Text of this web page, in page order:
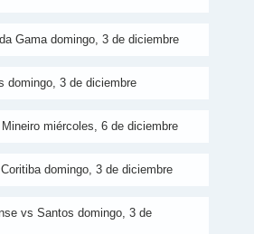
Gama domingo, 3 de diciembre
domingo, 3 de diciembre
miércoles, 6 de diciembre
domingo, 3 de diciembre
vs Santos domingo, 3 de